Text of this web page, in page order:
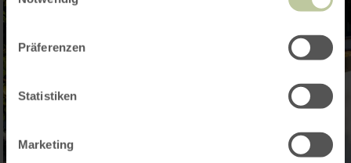
Präferenzen
Statistiken
Marketing